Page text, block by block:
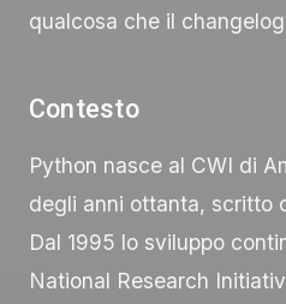
qualcosa che il
Contesto
Python nasce al CWI di
degli anni ottanta, scritto
Dal 1995 lo sviluppo
National Research